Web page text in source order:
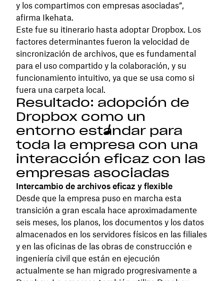
y los compartimos con empresas asociadas”,
afirma Ikehata.
Este fue su itinerario hasta adoptar Dropbox. Los
factores determinantes fueron la velocidad de
sincronización de archivos, que es fundamental
para el uso compartido y la colaboración, y su
funcionamiento intuitivo, ya que se usa como si
fuera una carpeta local.
Resultado: adopción de
Dropbox como un
entorno estándar para
toda la empresa con una
interacción eficaz con las
empresas asociadas
Intercambio de archivos eficaz y flexible
Desde que la empresa puso en marcha esta
transición a gran escala hace aproximadamente
seis meses, los planos, los documentos y los datos
almacenados en los servidores físicos en las filiales
y en las oficinas de las obras de construcción e
ingeniería civil que están en ejecución
actualmente se han migrado progresivamente a